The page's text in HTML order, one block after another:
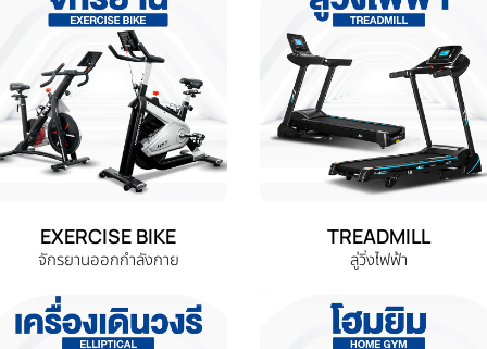
EXERCISE BIKE
จักรยานออกกำลังกาย
TREADMILL
ลู่วิ่งไฟฟ้า